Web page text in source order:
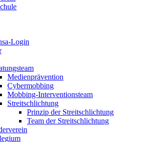
Login
Medienprävention
Cybermobbing
Mobbing-Interventionsteam
Streitschlichtung
Prinzip der Streitschlichtung
Team der Streitschlichtung